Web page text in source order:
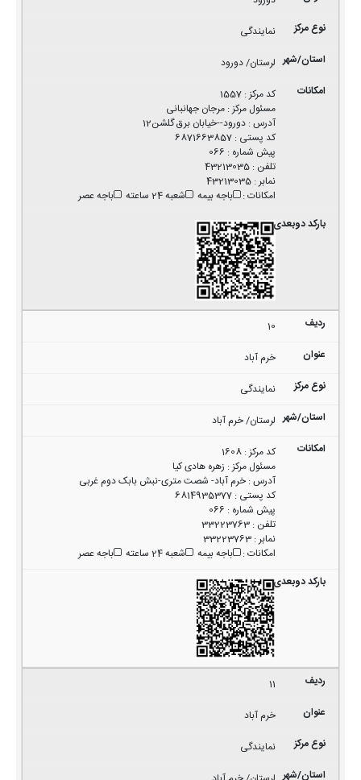
نمایندگی
لرستان/ دورود
کد مرکز:
1557
مسئول مرکز:مرجان جهانبانی
آدرس:دورود--خیابان برق گلشن12
کد پستی :
6871663857
پیش شماره :
066
تلفن :
43213035
نمابر:
43213035
امکانات: باجه بیمه شعبه 24 ساعته باجه عصر
10
خرم آباد
نمایندگی
لرستان/ خرم آباد
کد مرکز:
1608
مسئول مرکز: زهره هادی کیا
آدرس:خرم آباد- شصت متری-نبش بابک دوم غربی
کد پستی :
6814935377
پیش شماره :
066
تلفن :
33223763
نمابر:
33223763
امکانات: باجه بیمه شعبه 24 ساعته باجه عصر
11
خرم آباد
نمایندگی